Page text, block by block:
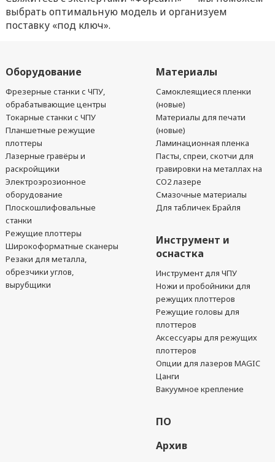
выбрать оптимальную модель и организуем
поставку «под ключ».
Оборудование
Фрезерные станки с ЧПУ,
обрабатывающие центры
Токарные станки с ЧПУ
Планшетные режущие
плоттеры
Лазерные гравёры и
раскройщики
Электроэрозионное
оборудование
Плоскошлифовальные
станки
Режущие плоттеры
Широкоформатные сканеры
Резаки для металла,
обрезчики углов,
вырубщики
Материалы
Самоклеящиеся пленки
(новые)
Материалы для печати
(новые)
Ламинационная пленка
Пасты, спреи, скотчи для
гравировки на металлах на
CO2 лазере
Смазочные материалы
Для табличек Брайля
Инструмент и
оснастка
Инструмент для ЧПУ
Ножи и пробойники для
режущих плоттеров
Режущие головы для
плоттеров
Аксессуары для режущих
плоттеров
Опции для лазеров MAGIC
Цанги
Вакуумное крепление
ПО
Архив